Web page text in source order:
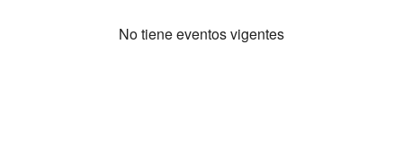
No tiene eventos vigentes